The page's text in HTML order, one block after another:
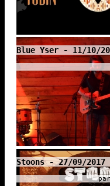
Blue Yser - 11/10/
Stoons - 27/09/2017